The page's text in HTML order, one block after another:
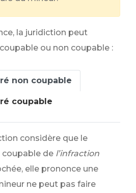
la juridiction peut
ou non coupable :
non coupable
coupable
considère que le
coupable de l’infraction
elle prononce une
ne peut pas faire